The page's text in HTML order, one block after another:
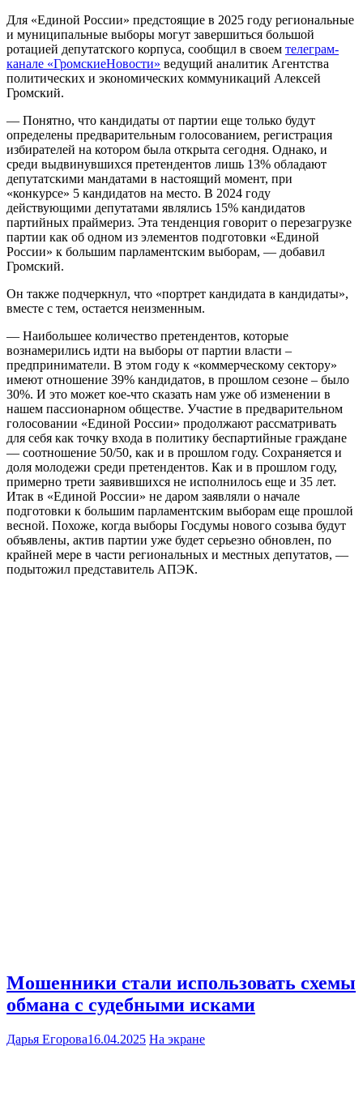
Для «Единой России» предстоящие в 2025 году региональные
и муниципальные выборы могут завершиться большой
ротацией депутатского корпуса, сообщил в своем телеграм-
канале «ГромскиеНовости» ведущий аналитик Агентства
политических и экономических коммуникаций Алексей
Громский.
— Понятно, что кандидаты от партии еще только будут
определены предварительным голосованием, регистрация
избирателей на котором была открыта сегодня. Однако, и
среди выдвинувшихся претендентов лишь 13% обладают
депутатскими мандатами в настоящий момент, при
«конкурсе» 5 кандидатов на место. В 2024 году
действующими депутатами являлись 15% кандидатов
партийных праймериз. Эта тенденция говорит о перезагрузке
партии как об одном из элементов подготовки «Единой
России» к большим парламентским выборам, — добавил
Громский.
Он также подчеркнул, что «портрет кандидата в кандидаты»,
вместе с тем, остается неизменным.
— Наибольшее количество претендентов, которые
вознамерились идти на выборы от партии власти –
предприниматели. В этом году к «коммерческому сектору»
имеют отношение 39% кандидатов, в прошлом сезоне – было
30%. И это может кое-что сказать нам уже об изменении в
нашем пассионарном обществе. Участие в предварительном
голосовании «Единой России» продолжают рассматривать
для себя как точку входа в политику беспартийные граждане
— соотношение 50/50, как и в прошлом году. Сохраняется и
доля молодежи среди претендентов. Как и в прошлом году,
примерно трети заявившихся не исполнилось еще и 35 лет.
Итак в «Единой России» не даром заявляли о начале
подготовки к большим парламентским выборам еще прошлой
весной. Похоже, когда выборы Госдумы нового созыва будут
объявлены, актив партии уже будет серьезно обновлен, по
крайней мере в части региональных и местных депутатов, —
подытожил представитель АПЭК.
Мошенники стали использовать схемы
обмана с судебными исками
Дарья Егорова16.04.2025 На экране